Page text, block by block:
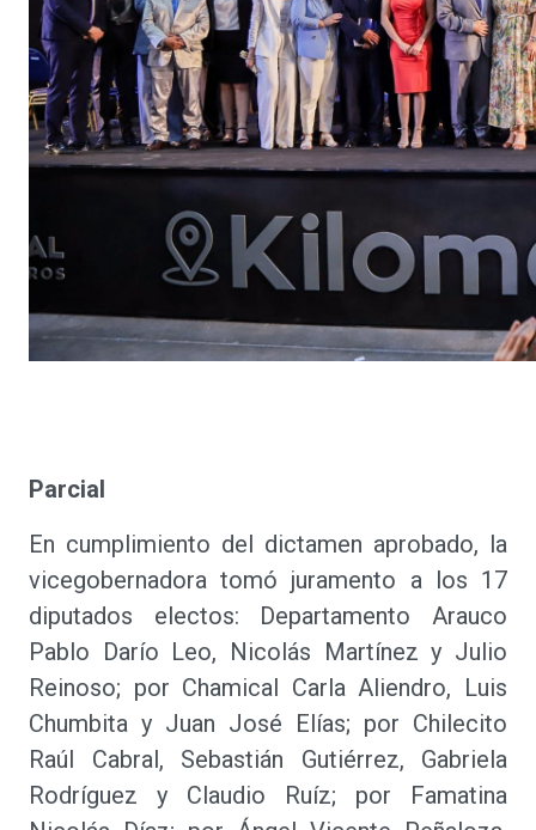
Parcial
En cumplimiento del dictamen aprobado, la
vicegobernadora tomó juramento a los 17
diputados electos: Departamento Arauco
Pablo Darío Leo, Nicolás Martínez y Julio
Reinoso; por Chamical Carla Aliendro, Luis
Chumbita y Juan José Elías; por Chilecito
Raúl Cabral, Sebastián Gutiérrez, Gabriela
Rodríguez y Claudio Ruíz; por Famatina